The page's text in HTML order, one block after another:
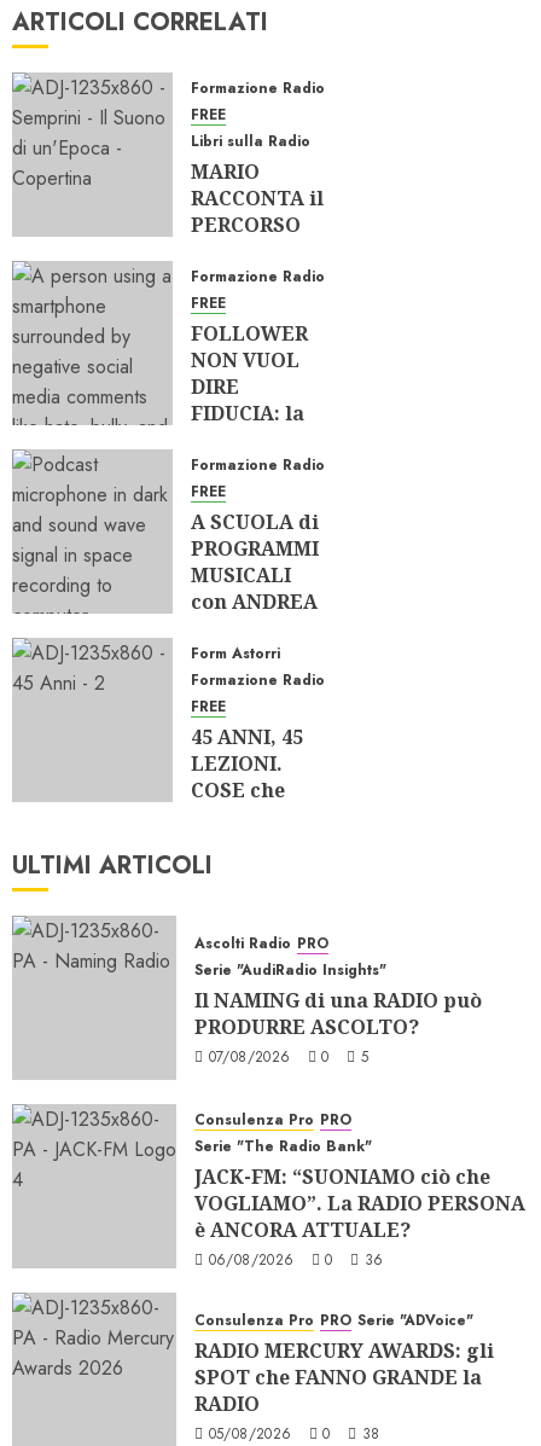
ARTICOLI CORRELATI
Formazione Radio
FREE
Libri sulla Radio
MARIO
RACCONTA il
PERCORSO
dall’AUDIO
alla RADIO
15/06/2026
0
315
Formazione Radio
FREE
FOLLOWER
NON VUOL
DIRE
FIDUCIA: la
OLTRE i
SOCIAL
01/04/2026
0
610
Formazione Radio
FREE
A SCUOLA di
PROGRAMMI
MUSICALI
con ANDREA
RMC
27/03/2026
0
Form Astorri
Formazione Radio
FREE
45 ANNI, 45
LEZIONI.
COSE che
NON RIFAREI
0
645
ULTIMI ARTICOLI
Ascolti Radio PRO
Serie "AudiRadio Insights"
Il NAMING di una RADIO può
PRODURRE ASCOLTO?
07/08/2026 0 5
Consulenza Pro PRO
Serie "The Radio Bank"
JACK-FM: “SUONIAMO ciò che
VOGLIAMO”. La RADIO PERSONA
è ANCORA ATTUALE?
06/08/2026 0 36
Consulenza Pro PRO Serie "ADVoice"
RADIO MERCURY AWARDS: gli
SPOT che FANNO GRANDE la
RADIO
05/08/2026 0 38